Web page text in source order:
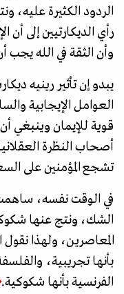
الردود الكثيرة عليه،
رأي الديكارتيين إلى أن
وأن الثقة في الله يجب
يبدو إن تأثير رينيه
العوامل الإيجابية
قوية للإيمان وينبغي
أصحاب النظرة
تشجع المؤمنين على
في الوقت نفسه،
الشك، ونتج عنها
المعاصرين، ولهذا نقول
بأنها تجريبية،
الفرنسية بأنها شكوكية.